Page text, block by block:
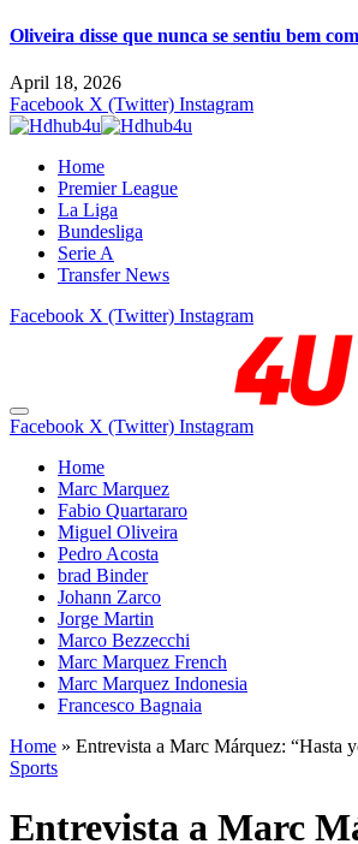
Oliveira disse que nunca se sentiu bem
April 18, 2026
Facebook X (Twitter) Instagram
Home
Premier League
La Liga
Bundesliga
Serie A
Transfer News
Facebook X (Twitter) Instagram
Facebook X (Twitter) Instagram
Home
Marc Marquez
Fabio Quartararo
Miguel Oliveira
Pedro Acosta
brad Binder
Johann Zarco
Jorge Martin
Marco Bezzecchi
Marc Marquez French
Marc Marquez Indonesia
Francesco Bagnaia
Home » Entrevista a Marc Márquez: “Hasta
Sports
Entrevista a Marc